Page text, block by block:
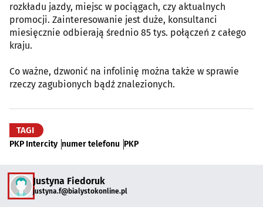
rozkładu jazdy, miejsc w pociągach, czy aktualnych
promocji. Zainteresowanie jest duże, konsultanci
miesięcznie odbierają średnio 85 tys. połączeń z całego
kraju.
Co ważne, dzwonić na infolinię można także w sprawie
rzeczy zagubionych bądź znalezionych.
TAGI
PKP Intercity numer telefonu PKP
Justyna Fiedoruk
justyna.f@bialystokonline.pl